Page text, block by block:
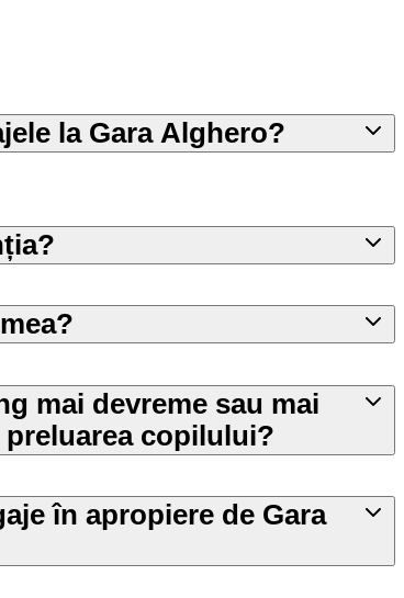
la Gara Alghero?
mai devreme sau mai
preluarea copilului?
în apropiere de Gara